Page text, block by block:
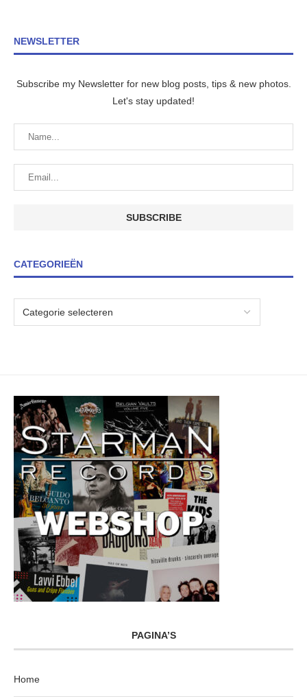
NEWSLETTER
Subscribe my Newsletter for new blog posts, tips & new photos.
Let's stay updated!
CATEGORIEËN
PAGINA’S
Home